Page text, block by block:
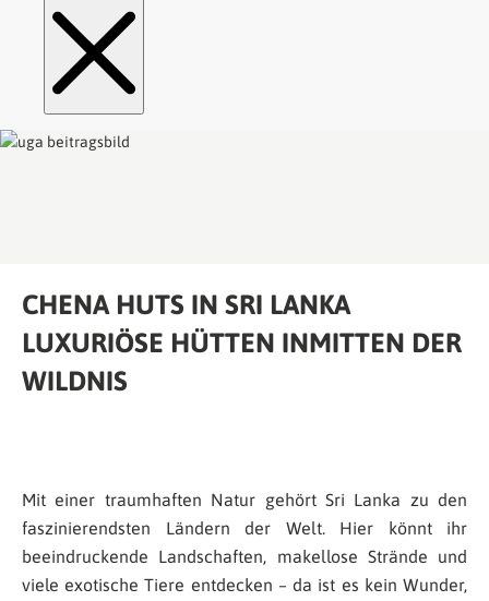
CHENA HUTS IN SRI LANKA
LUXURIÖSE HÜTTEN INMITTEN DER
WILDNIS
Mit einer traumhaften Natur gehört Sri Lanka zu den
faszinierendsten Ländern der Welt. Hier könnt ihr
beeindruckende Landschaften, makellose Strände und
viele exotische Tiere entdecken – da ist es kein Wunder,